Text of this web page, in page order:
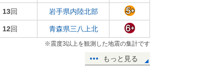
13回 岩手県内陸北部
12回 青森県三八上北
※震度3以上を観測した地震の集計です
もっと見る